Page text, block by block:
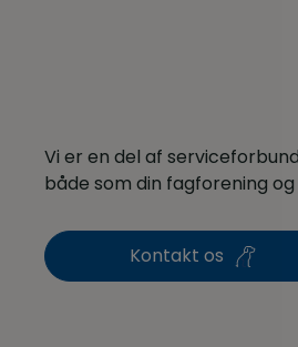
Vi er en del af
både som din fagforening
Kontakt os